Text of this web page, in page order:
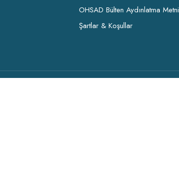
OHSAD Bülten Aydınlatma Metni
Şartlar & Koşullar